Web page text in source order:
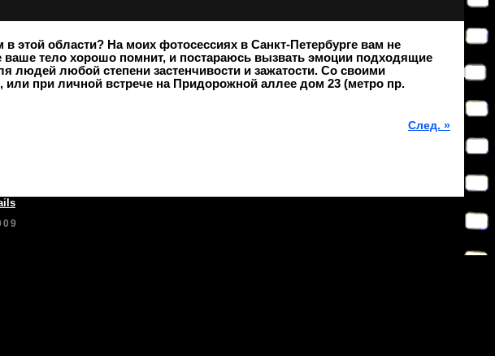
этой области? На моих фотосессиях в Санкт-Петербурге вам не
тело хорошо помнит, и постараюсь вызвать эмоции подходящие
любой степени застенчивости и зажатости. Со своими
или при личной встрече на Придорожной аллее дом 23 (метро пр.
След. »